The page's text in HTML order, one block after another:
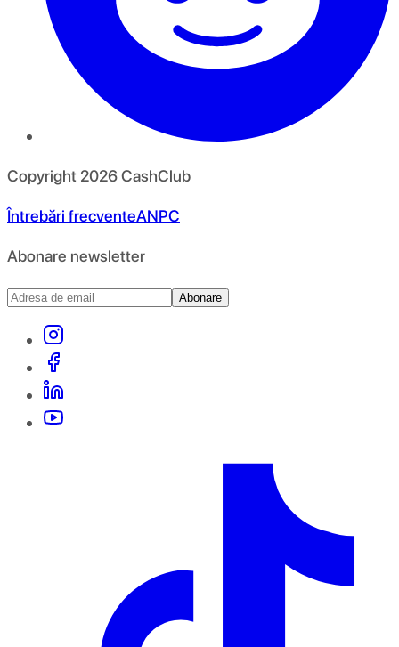
Copyright 2026CashClub
Întrebări frecventeANPC
Abonare newsletter
Abonare